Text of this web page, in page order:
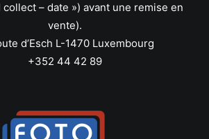
collect – date ») avant une remise en
vente).
d’Esch L-1470 Luxembourg
+352 44 42 89